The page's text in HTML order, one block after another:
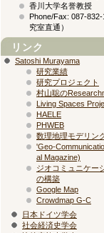
香川大学名誉教授
Phone/Fax: 087-
究室直通）
リンク
Satoshi Murayama
研究業績
研究プロジェクト
村山聡の
Living Spaces
HAELE
PHWEB
数理地理モデリン
'Geo-
al Magazine)
ジオコミュニケー
の構築
Google Map
Crowdmap G-C
日本ドイツ学会
社会経済史学会